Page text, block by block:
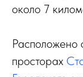
около 7
Расположено
просторах